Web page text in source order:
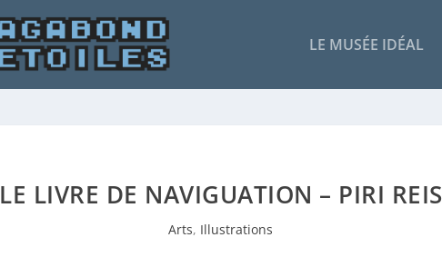
LE MUSÉE IDÉAL
LE LIVRE DE NAVIGUATION – PIRI REIS
Arts, Illustrations